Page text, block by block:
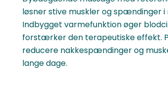
løsner stive muskler og spændinger i
Indbygget varmefunktion øger
forstærker den terapeutiske effekt.
reducere nakkespændinger og
lange dage.